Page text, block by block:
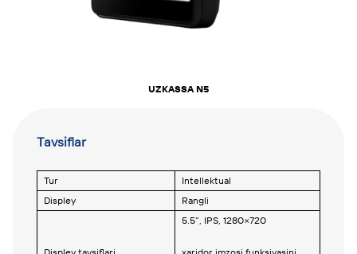
UZKASSA N5
Tavsiflar
Tur
Intellektual
Displey
Rangli
5.5”, IPS, 1280×720